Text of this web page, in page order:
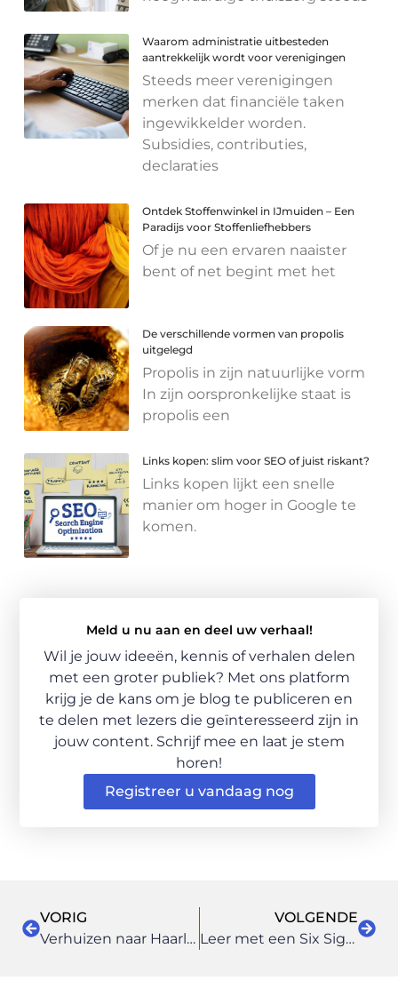
Waarom administratie uitbesteden
aantrekkelijk wordt voor verenigingen
Steeds meer verenigingen
merken dat financiële taken
ingewikkelder worden.
Subsidies, contributies,
declaraties
Ontdek Stoffenwinkel in IJmuiden – Een
Paradijs voor Stoffenliefhebbers
Of je nu een ervaren naaister
bent of net begint met het
De verschillende vormen van propolis
uitgelegd
Propolis in zijn natuurlijke vorm
In zijn oorspronkelijke staat is
propolis een
Links kopen: slim voor SEO of juist riskant?
Links kopen lijkt een snelle
manier om hoger in Google te
komen.
Meld u nu aan en deel uw verhaal!
Wil je jouw ideeën, kennis of verhalen delen
met een groter publiek? Met ons platform
krijg je de kans om je blog te publiceren en
te delen met lezers die geïnteresseerd zijn in
jouw content. Schrijf mee en laat je stem
horen!
Registreer u vandaag nog
VORIG
Verhuizen naar Haarlem
VOLGENDE
Leer met een Six Sigma training efficiënt werken